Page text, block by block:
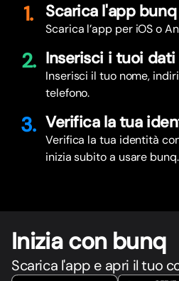
1. Scarica l'app bunq
Scarica l’app per iOS o
2. Inserisci i tuoi dati
Inserisci il tuo nome,
telefono.
3. Verifica la tua
Verifica la tua identità
inizia subito a usare bunq.
Inizia con bunq
Scarica l'app e apri il tuo